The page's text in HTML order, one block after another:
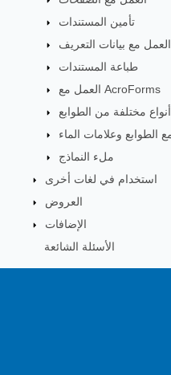
تأمين المستندات
طباعة المستندات
العمل مع AcroForms
مختلفة من الطوابع
الطوابع وعلامات الماء
ملء النماذج
استخدام في لغات أخرى
العروض
الإضافات
الأسئلة الشائعة